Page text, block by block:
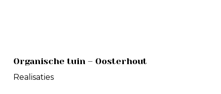
tuin
–Realisaties
Organische tuin – Oosterhout